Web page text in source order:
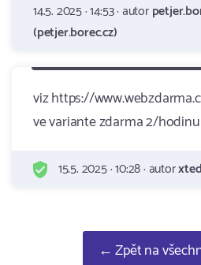
14.5. 2025 · 14:53 · autor
(petjer.borec.cz)
viz https://
ve variante zdarma 2/hodinu
15.5. 2025 · 10:28 · autor
← Zpět na